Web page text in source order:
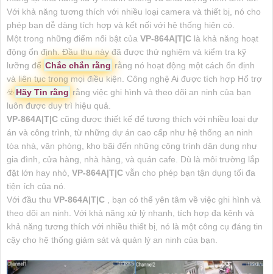
Với khả năng tương thích với nhiều loại camera và thiết bị, nó cho
phép bạn dễ dàng tích hợp và kết nối với hệ thống hiện có.
Một trong những điểm nổi bật của VP-864A|T|C là khả năng hoạt
động ổn định. Đầu thu này đã được thử nghiệm và kiểm tra kỹ
lưỡng để Chắc chắn rằng rằng nó hoạt động một cách ổn định
và liên tục trong mọi điều kiện. Công nghệ Ai được tích hợp Hổ trợ
☣️ Hãy Tin rằng rằng việc ghi hình và theo dõi an ninh của bạn
luôn được duy trì hiệu quả.
VP-864A|T|C cũng được thiết kế để tương thích với nhiều loại dự
án và công trình, từ những dự án cao cấp như hệ thống an ninh
tòa nhà, văn phòng, kho bãi đến những công trình dân dụng như
gia đình, cửa hàng, nhà hàng, và quán cafe. Dù là môi trường lắp
đặt lớn hay nhỏ, VP-864A|T|C vẫn cho phép bạn tận dụng tối đa
tiện ích của nó.
Với đầu thu VP-864A|T|C
, bạn có thể yên tâm về việc ghi hình và
theo dõi an ninh. Với khả năng xử lý nhanh, tích hợp đa kênh và
khả năng tương thích với nhiều thiết bị, nó là một công cụ đáng tin
cậy cho hệ thống giám sát và quản lý an ninh của bạn.